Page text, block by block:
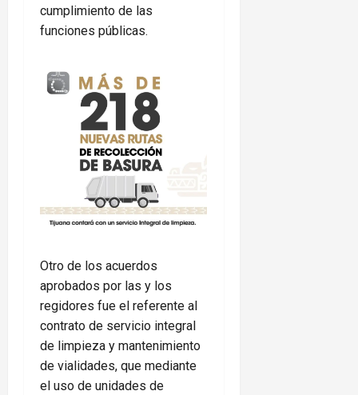
cumplimiento de las
funciones públicas.
Otro de los acuerdos
aprobados por las y los
regidores fue el referente al
contrato de servicio integral
de limpieza y mantenimiento
de vialidades, que mediante
el uso de unidades de